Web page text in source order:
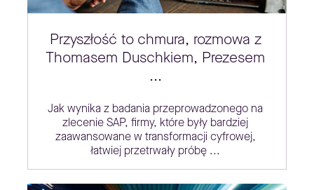
Przyszłość to chmura, rozmowa z
Thomasem Duschkiem, Prezesem
...
Jak wynika z badania przeprowadzonego na
zlecenie SAP, firmy, które były bardziej
zaawansowane w transformacji cyfrowej,
łatwiej przetrwały próbę ...